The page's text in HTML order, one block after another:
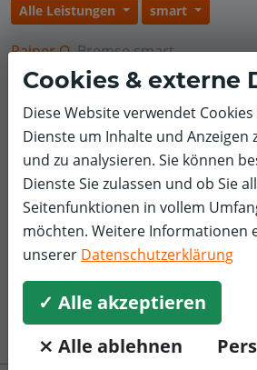
Alle Leistungen smart
Rainer O.Bremsesmart
5,0/5
Wagenannahme, Reparatur inkl.
bis hin zur späteren Abholung hat
Cookies & externe
Diese Website verwendet
Dienste um Inhalte und Anzeigen
und zu analysieren. Sie können
Dienste Sie zulassen und ob Sie
Seitenfunktionen in vollem
möchten. Weitere Informationen
unserer Datenschutzerklärung
✓ Alle akzeptieren
⨯ Alle ablehnen